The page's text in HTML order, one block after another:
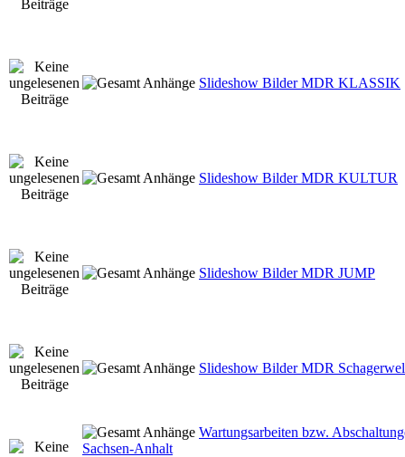
Slideshow Bilder MDR KLASSIK
Slideshow Bilder MDR KULTUR
Slideshow Bilder MDR JUMP
Slideshow Bilder MDR
Wartungsarbeiten bzw.
Sachsen-Anhalt